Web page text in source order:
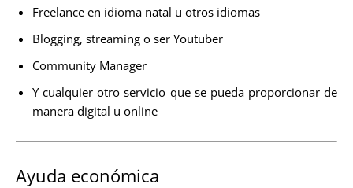
Freelance en idioma natal u otros idiomas
Blogging, streaming o ser Youtuber
Community Manager
Y cualquier otro servicio que se pueda proporcionar de
manera digital u online
Ayuda económica